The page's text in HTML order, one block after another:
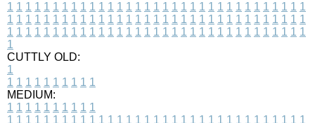
1 1 1 1 1 1 1 1 1 1 1 1 1 1 1 1 1 1 1 1 1 1 1 1 1 1 1 1 1 1 1 1 1
1 1 1 1 1 1 1 1 1 1 1 1 1 1 1 1 1 1 1 1 1 1 1 1 1 1 1 1 1 1 1 1 1
1 1 1 1 1 1 1 1 1 1 1 1 1 1 1 1 1 1 1 1 1 1 1 1 1 1 1 1 1 1 1 1 1
1
CUTTLY OLD:
1
1 1 1 1 1 1 1 1 1 1
MEDIUM:
1 1 1 1 1 1 1 1 1 1
1 1 1 1 1 1 1 1 1 1 1 1 1 1 1 1 1 1 1 1 1 1 1 1 1 1 1 1 1 1 1 1 1